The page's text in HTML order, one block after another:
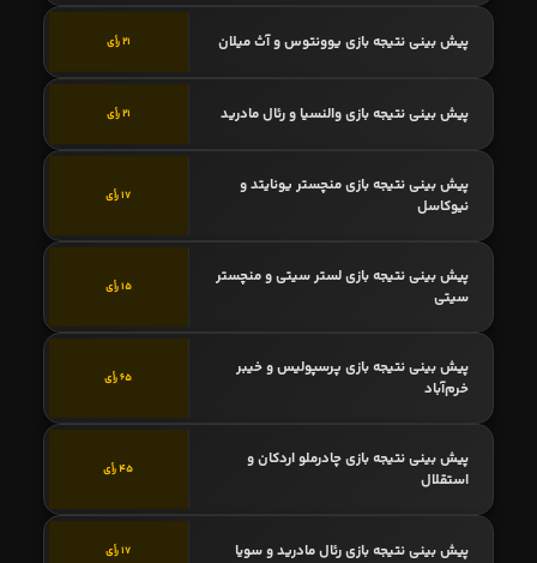
پیش بینی نتیجه بازی یوونتوس و آث میلان 21 رأی
پیش بینی نتیجه بازی والنسیا و رئال مادرید 21 رأی
پیش بینی نتیجه بازی منچستر یونایتد و
نیوکاسل
17 رأی
پیش بینی نتیجه بازی لستر سیتی و منچستر
سیتی
15 رأی
پیش بینی نتیجه بازی پرسپولیس و خیبر
خرم‌آباد
65 رأی
پیش بینی نتیجه بازی چادرملو اردکان و
استقلال
45 رأی
پیش بینی نتیجه بازی رئال مادرید و سویا 17 رأی